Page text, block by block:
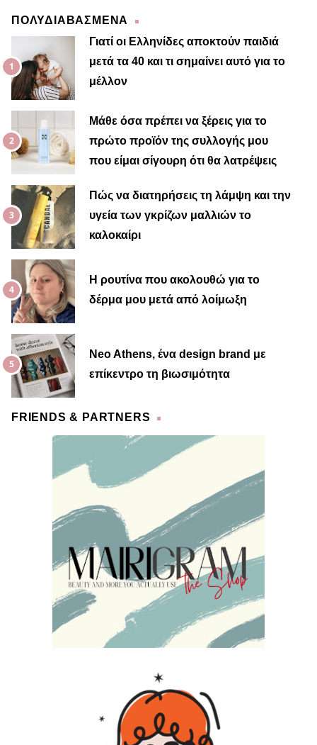
ΠΟΛΥΔΙΑΒΑΣΜΕΝΑ
Γιατί οι Ελληνίδες αποκτούν παιδιά
μετά τα 40 και τι σημαίνει αυτό για το
μέλλον
Μάθε όσα πρέπει να ξέρεις για το
πρώτο προϊόν της συλλογής μου
που είμαι σίγουρη ότι θα λατρέψεις
Πώς να διατηρήσεις τη λάμψη και την
υγεία των γκρίζων μαλλιών το
καλοκαίρι
Η ρουτίνα που ακολουθώ για το
δέρμα μου μετά από λοίμωξη
Neo Athens, ένα design brand με
επίκεντρο τη βιωσιμότητα
FRIENDS & PARTNERS